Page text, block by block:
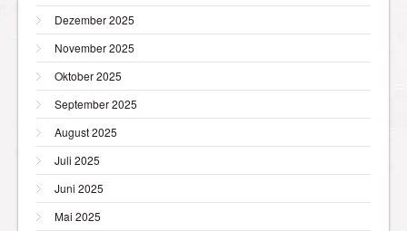
Dezember 2025
November 2025
Oktober 2025
September 2025
August 2025
Juli 2025
Juni 2025
Mai 2025